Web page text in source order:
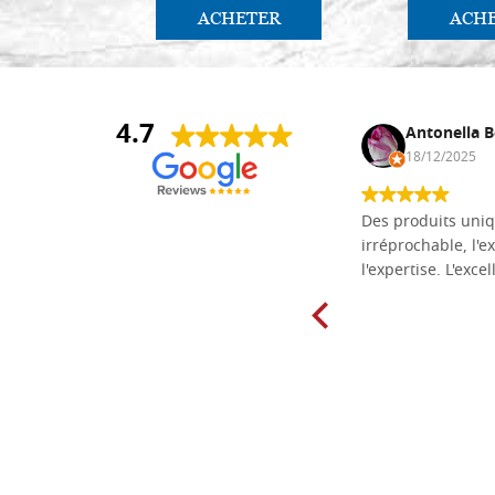
ACHETER
4.7
Daniel Vandewalle Antonella
18/12/2025
Des produits
irréprochable,
l'expertise.